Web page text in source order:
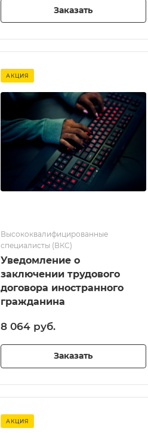
Заказать
АКЦИЯ
Высококвалифицированные
специалисты (ВКС)
Уведомление о
заключении трудового
договора иностранного
гражданина
8 064 руб.
Заказать
АКЦИЯ